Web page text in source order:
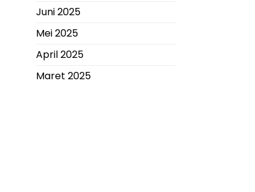
Juni 2025
Mei 2025
April 2025
Maret 2025